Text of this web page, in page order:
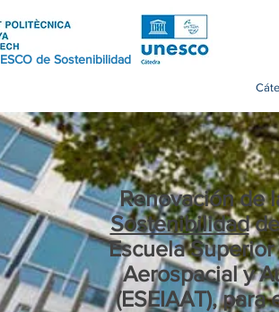
de Sostenibilidad
Renovación de
Sostenibilidadde
Escuela
Aerospacial y
(ESEIAAT),